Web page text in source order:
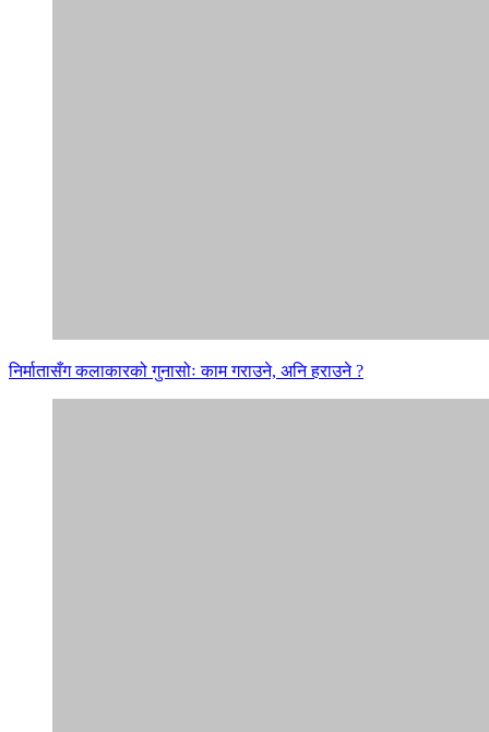
निर्मातासँग कलाकारको गुनासोः काम गराउने, अनि हराउने ?